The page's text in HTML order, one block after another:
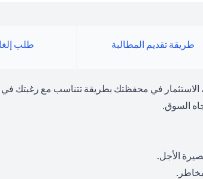
طريقة تقديم المطالبة طلب
الاستثمار في محفظتك بطريقة تتناسب مع رغبتك
السوق.
الأجل.